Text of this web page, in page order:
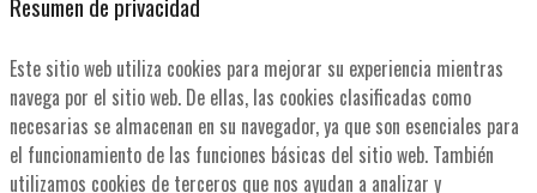
Este sitio web utiliza cookies para mejorar su experiencia mientras
navega por el sitio web. De ellas, las cookies clasificadas como
necesarias se almacenan en su navegador, ya que son esenciales para
el funcionamiento de las funciones básicas del sitio web. También
utilizamos cookies de terceros que nos ayudan a analizar y